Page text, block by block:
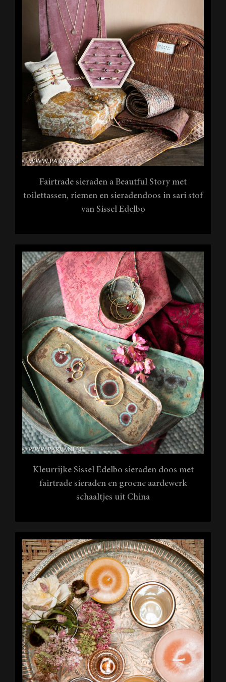
Fairtrade sieraden a Beautful Story met
toilettassen, riemen en sieradendoos in sari stof
van Sissel Edelbo
Kleurrijke Sissel Edelbo sieraden doos met
fairtrade sieraden en groene aardewerk
schaaltjes uit China